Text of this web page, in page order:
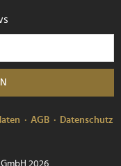
AGB
Datenschutz